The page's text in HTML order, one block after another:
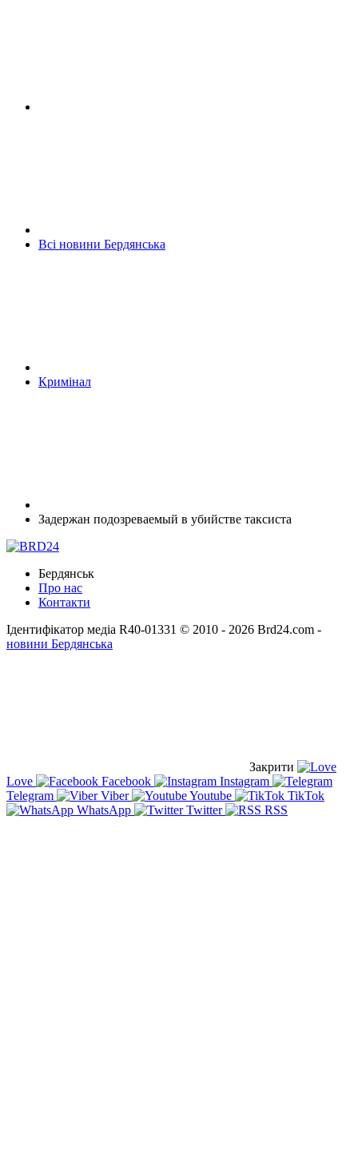
Всі новини Бердянська
Кримінал
Задержан подозреваемый в убийстве таксиста
Бердянськ
Про нас
Контакти
Ідентифікатор медіа R40-01331 © 2010 - 2026 Brd24.com -
новини Бердянська
Закрити
Love
Facebook
Instagram
Telegram
Viber Youtube
TikTok
WhatsApp
Twitter RSS